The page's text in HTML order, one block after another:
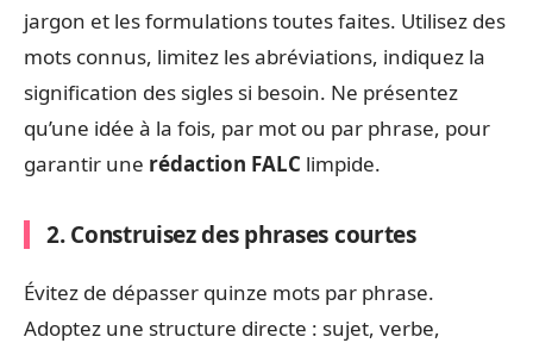
jargon et les formulations toutes faites. Utilisez des
mots connus, limitez les abréviations, indiquez la
signification des sigles si besoin. Ne présentez
qu’une idée à la fois, par mot ou par phrase, pour
garantir une rédaction FALC limpide.
2. Construisez des phrases courtes
Évitez de dépasser quinze mots par phrase.
Adoptez une structure directe : sujet, verbe,